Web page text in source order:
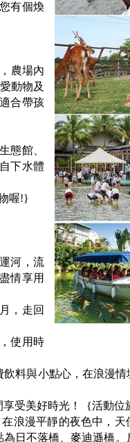
有個煥
農場內
動物及
合帶孩
態館、
下水體
喔!}
河，流
情享用
，走回
使用時
料與小點心，在浪漫情
享受美好時光！ {活動位
浪漫平靜的夜色中，天
日不落橋、麥迪遜橋。